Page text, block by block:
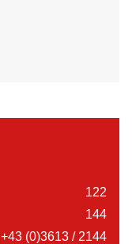
122
144
+43 (0)3613 / 2144